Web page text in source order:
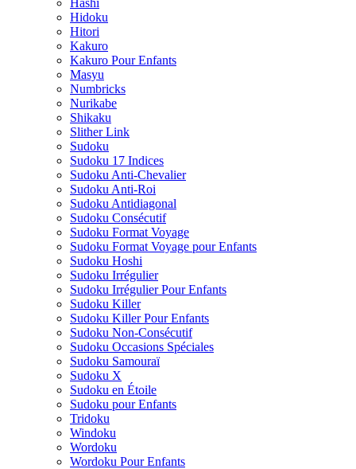
Hashi
Hidoku
Hitori
Kakuro
Kakuro Pour Enfants
Masyu
Numbricks
Nurikabe
Shikaku
Slither Link
Sudoku
Sudoku 17 Indices
Sudoku Anti-Chevalier
Sudoku Anti-Roi
Sudoku Antidiagonal
Sudoku Consécutif
Sudoku Format Voyage
Sudoku Format Voyage pour Enfants
Sudoku Hoshi
Sudoku Irrégulier
Sudoku Irrégulier Pour Enfants
Sudoku Killer
Sudoku Killer Pour Enfants
Sudoku Non-Consécutif
Sudoku Occasions Spéciales
Sudoku Samouraï
Sudoku X
Sudoku en Étoile
Sudoku pour Enfants
Tridoku
Windoku
Wordoku
Wordoku Pour Enfants